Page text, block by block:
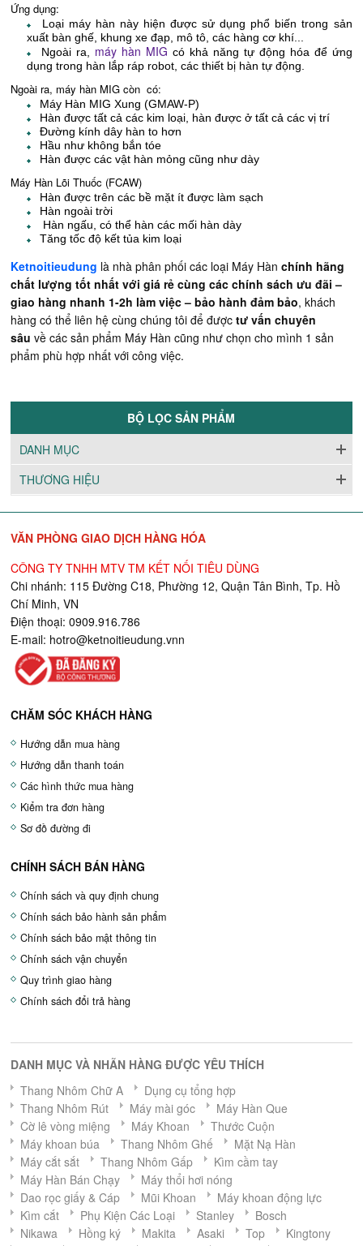
Ứng dụng:
Loại máy hàn này hiện được sử dụng phổ biến trong sản
xuất bàn ghế, khung xe đạp, mô tô, các hàng cơ khí...
Ngoài ra, máy hàn MIG có khả năng tự động hóa để ứng
dụng trong hàn lắp ráp robot, các thiết bị hàn tự động.
Ngoài ra, máy hàn MIG còn có:
Máy Hàn MIG Xung (GMAW-P)
Hàn được tất cả các kim loại, hàn được ở tất cả các vị trí
Đường kính dây hàn to hơn
Hầu như không bắn tóe
Hàn được các vật hàn mỏng cũng như dày
Máy Hàn Lõi Thuốc (FCAW)
Hàn được trên các bề mặt ít được làm sạch
Hàn ngoài trời
Hàn ngấu, có thể hàn các mối hàn dày
Tăng tốc độ kết tủa kim loại
Ketnoitieudung là nhà phân phối các loại Máy Hànchính hãng
chất lượng tốt nhất với giá rẻ cùng các chính sách ưu đãi –
giao hàng nhanh 1-2h làm việc – bảo hành đảm bảo, khách
hàng có thể liên hệ cùng chúng tôi để đượctư vấn chuyên
sâu về các sản phẩm Máy Hàn cũng như chọn cho mình 1 sản
phẩm phù hợp nhất với công việc.
BỘ LỌC SẢN PHẨM
DANH MỤC
THƯƠNG HIỆU
VĂN PHÒNG GIAO DỊCH HÀNG HÓA
CÔNG TY TNHH MTV TM KẾT NỐI TIÊU DÙNG
Chi nhánh: 115 Đường C18, Phường 12, Quận Tân Bình, Tp. Hồ
Chí Minh, VN
Điện thoại: 0909.916.786
E-mail: hotro@ketnoitieudung.vnn
CHĂM SÓC KHÁCH HÀNG
Hướng dẫn mua hàng
Hướng dẫn thanh toán
Các hình thức mua hàng
Kiểm tra đơn hàng
Sơ đồ đường đi
CHÍNH SÁCH BÁN HÀNG
Chính sách và quy định chung
Chính sách bảo hành sản phẩm
Chính sách bảo mật thông tin
Chính sách vận chuyển
Quy trình giao hàng
Chính sách đổi trả hàng
DANH MỤC VÀ NHÃN HÀNG ĐƯỢC YÊU THÍCH
Thang Nhôm Chữ A
Dụng cụ tổng hợp
Thang Nhôm Rút
Máy mài góc
Máy Hàn Que
Cờ lê vòng miệng
Máy Khoan
Thước Cuộn
Máy khoan búa
Thang Nhôm Ghế
Mặt Nạ Hàn
Máy cắt sắt
Thang Nhôm Gấp
Kìm cầm tay
Máy Hàn Bán Chạy
Máy thổi hơi nóng
Dao rọc giấy & Cáp
Mũi Khoan
Máy khoan động lực
Kìm cắt
Phụ Kiện Các Loại Stanley
Bosch
Nikawa
Hồng ký Makita Asaki Top
Kingtony